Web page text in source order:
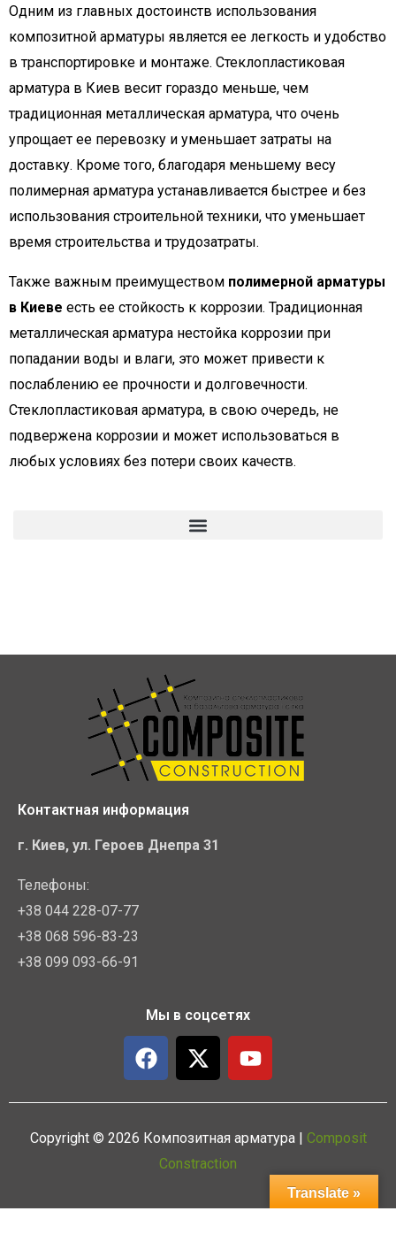
Одним из главных достоинств использования
композитной арматуры является ее легкость и удобство
в транспортировке и монтаже. Стеклопластиковая
арматура в Киев весит гораздо меньше, чем
традиционная металлическая арматура, что очень
упрощает ее перевозку и уменьшает затраты на
доставку. Кроме того, благодаря меньшему весу
полимерная арматура устанавливается быстрее и без
использования строительной техники, что уменьшает
время строительства и трудозатраты.
Также важным преимуществом полимерной арматуры
в Киеве есть ее стойкость к коррозии. Традиционная
металлическая арматура нестойка коррозии при
попадании воды и влаги, это может привести к
послаблению ее прочности и долговечности.
Стеклопластиковая арматура, в свою очередь, не
подвержена коррозии и может использоваться в
любых условиях без потери своих качеств.
Контактная информация
г. Киев, ул. Героев Днепра 31
Телефоны:
+38 044 228-07-77
+38 068 596-83-23
+38 099 093-66-91
Мы в соцсетях
F
a
c
e
b
X
-
t
w
i
t
t
Y
o
u
t
u
Copyright © 2026 Композитная арматура | Composit
Constraction
Translate »